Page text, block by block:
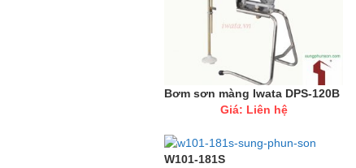
Bơm sơn màng Iwata DPS-120B
Giá: Liên hệ
W101-181S